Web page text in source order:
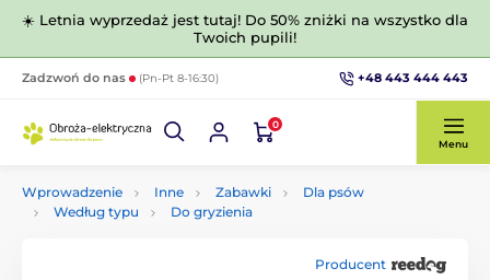
☀️ Letnia wyprzedaż jest tutaj! Do 50% zniżki na wszystko dla
Twoich pupili!
Zadzwoń do nas (Pn-Pt 8-16:30) +48 443 444 443
0
Menu
Wprowadzenie Inne Zabawki
Dla psów
Według typu
Do gryzienia
Producent